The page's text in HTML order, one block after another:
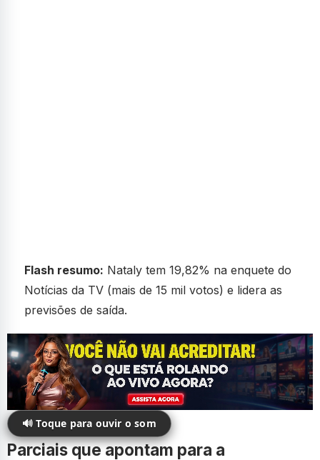
Flash resumo: Nataly tem 19,82% na enquete do
Notícias da TV (mais de 15 mil votos) e lidera as
previsões de saída.
🔊 Toque para ouvir o som
Parciais que apontam para a